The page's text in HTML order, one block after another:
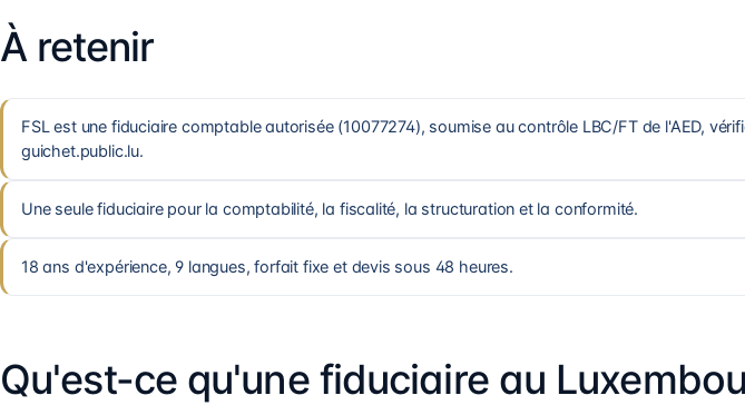
À retenir
FSL est une fiduciaire comptable autorisée (10077274), soumise au contrôle LBC/FT de l'AED,
guichet.public.lu.
Une seule fiduciaire pour la comptabilité, la fiscalité, la structuration et la conformité.
18 ans d'expérience, 9 langues, forfait fixe et devis sous 48 heures.
Qu'est-ce qu'une fiduciaire au